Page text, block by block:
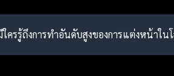
ครรู้ถึงการทำอันดับสูงของการแต่งหน้าใน